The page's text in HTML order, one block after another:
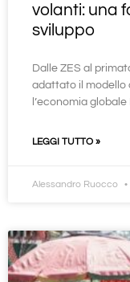
volanti: una
sviluppo
Dalle ZES al
adattato il modello
l’economia globale Il
LEGGI TUTTO »
Alessandro Ruocco